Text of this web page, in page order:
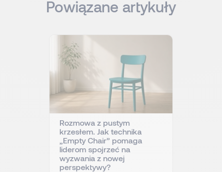
Powiązane artykuły
Rozmowa z pustym
krzesłem. Jak technika
„Empty Chair” pomaga
liderom spojrzeć na
wyzwania z nowej
perspektywy?